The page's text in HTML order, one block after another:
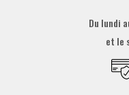
Du lundi
et le